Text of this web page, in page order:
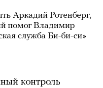
Аркадий Ротенберг,
помог Владимир
служба Би-би-си»
контроль